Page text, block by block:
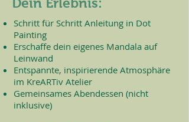
Schritt für Schritt Anleitung in Dot
Painting
Erschaffe dein eigenes Mandala auf
Leinwand
Entspannte, inspirierende Atmosphäre
im KreARTiv Atelier
Gemeinsames Abendessen (nicht
inklusive)